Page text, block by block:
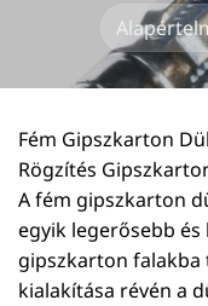
Fém Gipszkarton
Rögzítés
A fém gipszkarton
egyik legerősebb
gipszkarton falakba
kialakítása révén a